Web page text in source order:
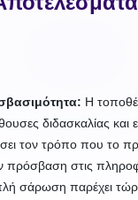
Η
διδασκαλίας και
τον τρόπο που το
πρόσβαση στις
σάρωση παρέχει